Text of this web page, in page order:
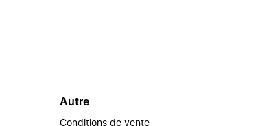
Autre
Conditions de vente